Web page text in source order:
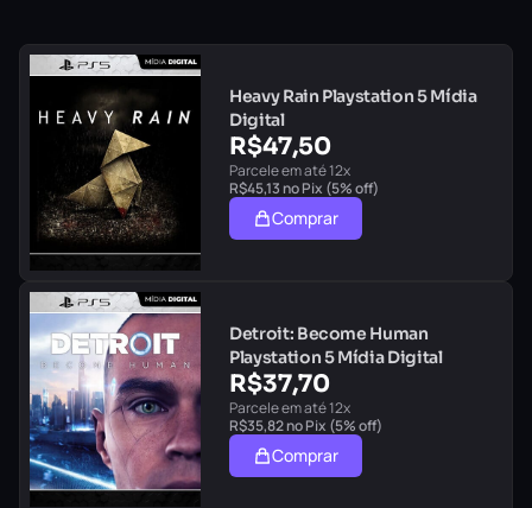
Heavy Rain Playstation 5 Mídia
Digital
R$47,50
Parcele em até 12x
R$45,13 no Pix (5% off)
Comprar
Detroit: Become Human
Playstation 5 Mídia Digital
R$37,70
Parcele em até 12x
R$35,82no Pix (5% off)
Comprar